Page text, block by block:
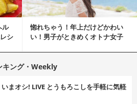
ル
シ
惚れちゃう！年上だけどかわい
い！男子がときめくオトナ女子
キング・Weekly
いまオシ! LIVE とうもろこしを手軽に気軽